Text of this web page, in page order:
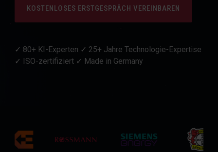
KOSTENLOSES ERSTGESPRÄCH VEREINBAREN
✓ 80+ KI-Experten ✓ 25+ Jahre Technologie-Expertise
✓ ISO-zertifiziert ✓ Made in Germany